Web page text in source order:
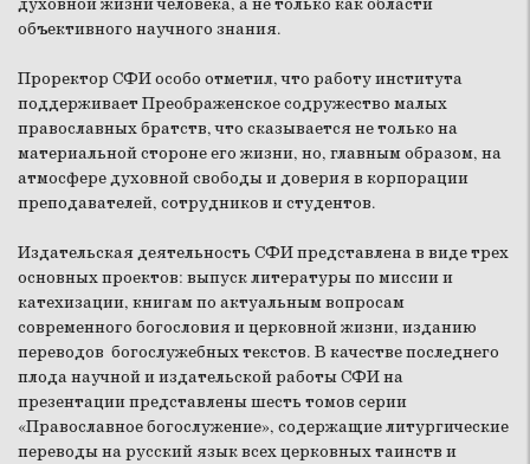
духовной жизни человека, а не только как области
объективного научного знания.
Проректор СФИ особо отметил, что работу института
поддерживает Преображенское содружество малых
православных братств, что сказывается не только на
материальной стороне его жизни, но, главным образом, на
атмосфере духовной свободы и доверия в корпорации
преподавателей, сотрудников и студентов.
Издательская деятельность СФИ представлена в виде трех
основных проектов: выпуск литературы по миссии и
катехизации, книгам по актуальным вопросам
современного богословия и церковной жизни, изданию
переводов богослужебных текстов. В качестве последнего
плода научной и издательской работы СФИ на
презентации представлены шесть томов серии
«Православное богослужение», содержащие литургические
переводы на русский язык всех церковных таинств и